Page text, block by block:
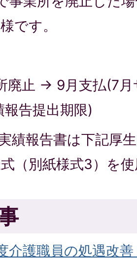
です。
廃止 → 9月支払(7
報告提出期限)
績報告書は下記厚
（別紙様式3）を
介護職員の処遇改